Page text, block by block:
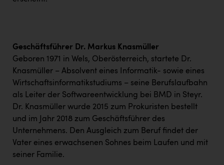
Geschäftsführer Dr. Markus Knasmüller
Geboren 1971 in Wels, Oberösterreich, startete Dr.
Knasmüller – Absolvent eines Informatik- sowie eines
Wirtschaftsinformatikstudiums – seine Berufslaufbahn
als Leiter der Softwareentwicklung bei BMD in Steyr.
Dr. Knasmüller wurde 2015 zum Prokuristen bestellt
und im Jahr 2018 zum Geschäftsführer des
Unternehmens. Den Ausgleich zum Beruf findet der
Vater eines erwachsenen Sohnes beim Laufen und mit
seiner Familie.